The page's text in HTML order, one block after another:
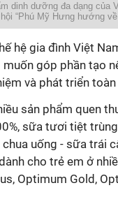
dinh dưỡng đa dạng của
“Phú Mỹ Hưng hướng
hệ gia đình Việt
góp phần tạo
và phát triển
sản phẩm quen
sữa tươi tiệt
uống - sữa trái
cho trẻ em ở
Optimum Gold,